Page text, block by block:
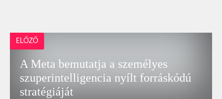
ELŐZŐ
A Meta bemutatja a személyes
szuperintelligencia nyílt forráskódú
stratégiáját